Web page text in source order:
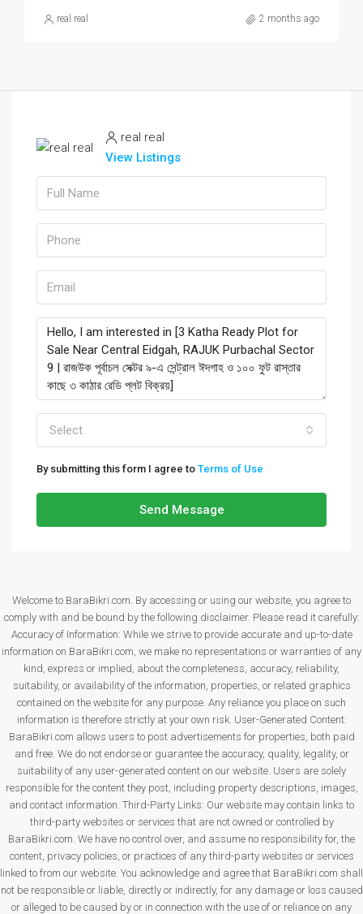
real real 2 months ago
real real
View Listings
Select
By submitting this form I agree to Terms of Use
Send Message
Welcome to BaraBikri.com. By accessing or using our website, you agree to
comply with and be bound by the following disclaimer. Please read it carefully:
Accuracy of Information: While we strive to provide accurate and up-to-date
information on BaraBikri.com, we make no representations or warranties of any
kind, express or implied, about the completeness, accuracy, reliability,
suitability, or availability of the information, properties, or related graphics
contained on the website for any purpose. Any reliance you place on such
information is therefore strictly at your own risk. User-Generated Content:
BaraBikri.com allows users to post advertisements for properties, both paid
and free. We do not endorse or guarantee the accuracy, quality, legality, or
suitability of any user-generated content on our website. Users are solely
responsible for the content they post, including property descriptions, images,
and contact information. Third-Party Links: Our website may contain links to
third-party websites or services that are not owned or controlled by
BaraBikri.com. We have no control over, and assume no responsibility for, the
content, privacy policies, or practices of any third-party websites or services
linked to from our website. You acknowledge and agree that BaraBikri.com shall
not be responsible or liable, directly or indirectly, for any damage or loss caused
or alleged to be caused by or in connection with the use of or reliance on any